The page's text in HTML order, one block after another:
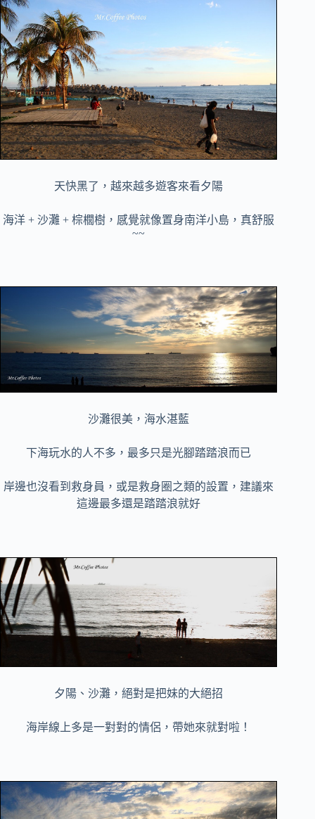
天快黑了，越來越多遊客來看夕陽
海洋 + 沙灘 + 棕櫚樹，感覺就像置身南洋小島，真舒服
~~
沙灘很美，海水湛藍
下海玩水的人不多，最多只是光腳踏踏浪而已
岸邊也沒看到救身員，或是救身圈之類的設置，建議來
這邊最多還是踏踏浪就好
夕陽、沙灘，絕對是把妹的大絕招
海岸線上多是一對對的情侶，帶她來就對啦！